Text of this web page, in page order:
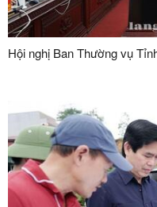
Hội nghị Ban Thường vụ